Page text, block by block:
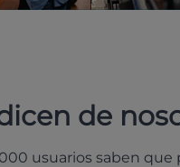
de
usuarios saben